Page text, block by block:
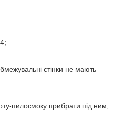
стінки не мають
пилосмоку прибрати під ним;